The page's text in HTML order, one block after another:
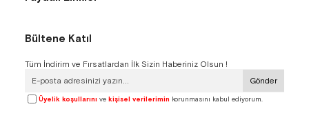
Bültene Katıl
Tüm İndirim ve Fırsatlardan İlk Sizin Haberiniz Olsun !
Gönder
Üyelik koşullarını ve kişisel verilerimin korunmasını kabul ediyorum.